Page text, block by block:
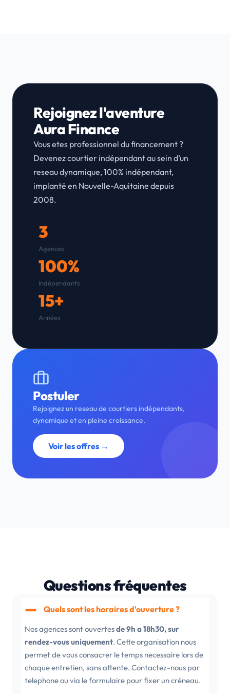
Rejoignez l'aventure
Aura Finance
Vous etes professionnel du financement ?
Devenez courtier indépendant au sein d’un
reseau dynamique, 100% indépendant,
implanté en Nouvelle-Aquitaine depuis
2008.
3
Agences
100%
Indépendants
15+
Années
Postuler
Rejoignez un reseau de courtiers indépendants,
dynamique et en pleine croissance.
Voir les offres →
Questions fréquentes
Quels sont les horaires d'ouverture ?
Nos agences sont ouvertesde 9h a 18h30, sur
rendez-vous uniquement. Cette organisation nous
permet de vous consacrer le temps necessaire lors de
chaque entretien, sans attente. Contactez-nous par
telephone ou via le formulaire pour fixer un créneau.